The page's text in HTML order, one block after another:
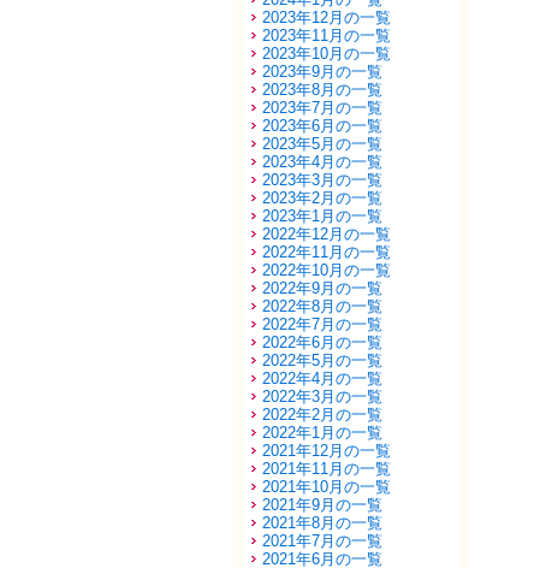
2023年12月の一覧
2023年11月の一覧
2023年10月の一覧
2023年9月の一覧
2023年8月の一覧
2023年7月の一覧
2023年6月の一覧
2023年5月の一覧
2023年4月の一覧
2023年3月の一覧
2023年2月の一覧
2023年1月の一覧
2022年12月の一覧
2022年11月の一覧
2022年10月の一覧
2022年9月の一覧
2022年8月の一覧
2022年7月の一覧
2022年6月の一覧
2022年5月の一覧
2022年4月の一覧
2022年3月の一覧
2022年2月の一覧
2022年1月の一覧
2021年12月の一覧
2021年11月の一覧
2021年10月の一覧
2021年9月の一覧
2021年8月の一覧
2021年7月の一覧
2021年6月の一覧